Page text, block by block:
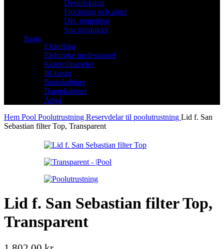
Desinfektion
Flockning och alger
Div. rengöring
Spa produkter
Bastu
Elektriska
Elektriske professionel
Kontrollpaneler
IR-bastu
Bastukabiner
Dampkabiner
Ånga
Hem Pool Poolutrustning Reservdelar til poolutrustning Lid f. San
Sebastian filter Top, Transparent
Lid f. San Sebastian filter Top,
Transparent